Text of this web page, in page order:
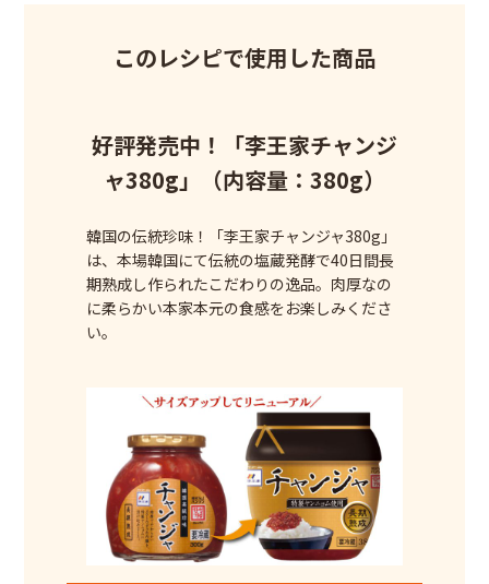
このレシピで使用した商品
好評発売中！「李王家チャンジ
ャ380g」（内容量：380g）
韓国の伝統珍味！「李王家チャンジャ380g」
は、本場韓国にて伝統の塩蔵発酵で40日間長
期熟成し作られたこだわりの逸品。肉厚なの
に柔らかい本家本元の食感をお楽しみくださ
い。